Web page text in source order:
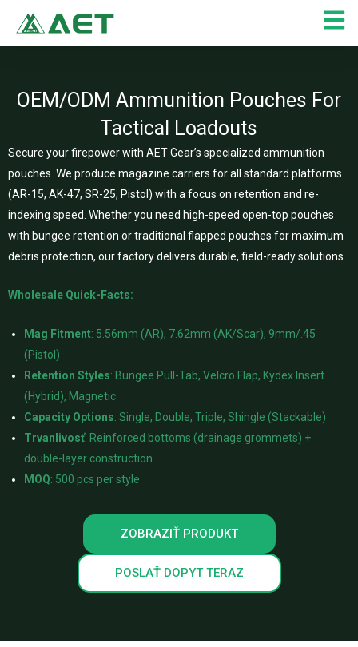
obsah
OEM/ODM Ammunition Pouches For
Tactical Loadouts
Secure your firepower with AET Gear’s specialized ammunition
pouches. We produce magazine carriers for all standard platforms
(AR-15, AK-47, SR-25, Pistol) with a focus on retention and re-
indexing speed. Whether you need high-speed open-top pouches
with bungee retention or traditional flapped pouches for maximum
debris protection, our factory delivers durable, field-ready solutions.
Wholesale Quick-Facts:
Mag Fitment: 5.56mm (AR), 7.62mm (AK/Scar), 9mm/.45
(Pistol)
Retention Styles: Bungee Pull-Tab, Velcro Flap, Kydex Insert
(Hybrid), Magnetic
Capacity Options: Single, Double, Triple, Shingle (Stackable)
Trvanlivosť: Reinforced bottoms (drainage grommets) +
double-layer construction
MOQ: 500 pcs per style
ZOBRAZIŤ PRODUKT
POSLAŤ DOPYT TERAZ